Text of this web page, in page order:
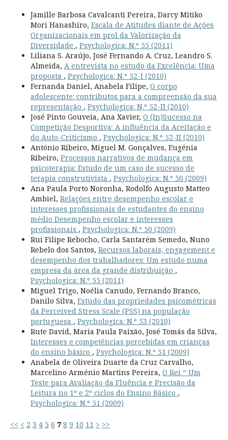
Jamille Barbosa Cavalcanti Pereira, Darcy Mitiko
Mori Hanashiro, Escala de Atitudes diante de Ações
Organizacionais em prol da Valorização da
Diversidade , Psychologica: N.º 55 (2011)
Liliana S. Araújo, José Fernando A. Cruz, Leandro S.
Almeida, A entrevista no estudo da Excelência: Uma
proposta , Psychologica: N.º 52-I (2010)
Fernanda Daniel, Anabela Filipe, O corpo
adolescente: contributos para a compreensão da sua
representação , Psychologica: N.º 52-II (2010)
José Pinto Gouveia, Ana Xavier, O (In)Sucesso na
Competição Desportiva: A influência da Aceitação e
do Auto-Criticismo , Psychologica: N.º 52-II (2010)
António Ribeiro, Miguel M. Gonçalves, Eugénia
Ribeiro, Processos narrativos de mudança em
psicoterapia: Estudo de um caso de sucesso de
terapia construtivista , Psychologica: N.º 50 (2009)
Ana Paula Porto Noronha, Rodolfo Augusto Matteo
Ambiel, Relações entre desempenho escolar e
interesses profissionais de estudantes do ensino
médio Desempenho escolar e interesses
profissionais , Psychologica: N.º 50 (2009)
Rui Filipe Rebocho, Carla Santarém Semedo, Nuno
Rebelo dos Santos, Recursos laborais, engagement e
desempenho dos trabalhadores: Um estudo numa
empresa da área da grande distribuição ,
Psychologica: N.º 55 (2011)
Miguel Trigo, Noélia Canudo, Fernando Branco,
Danilo Silva, Estudo das propriedades psicométricas
da Perceived Stress Scale (PSS) na população
portuguesa , Psychologica: N.º 53 (2010)
Rute David, Maria Paula Paixão, José Tomás da Silva,
Interesses e competências percebidas em crianças
do ensino básico , Psychologica: N.º 51 (2009)
Anabela de Oliveira Duarte da Cruz Carvalho,
Marcelino Arménio Martins Pereira, O Rei “ Um
Teste para Avaliação da Fluência e Precisão da
Leitura no 1º e 2º ciclos do Ensino Básico ,
Psychologica: N.º 51 (2009)
<< < 2 3 4 5 6 7 8 9 10 11 > >>